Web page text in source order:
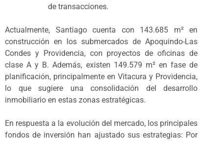
de transacciones.
Actualmente, Santiago cuenta con 143.685 m² en
construcción en los submercados de Apoquindo-Las
Condes y Providencia, con proyectos de oficinas de
clase A y B. Además, existen 149.579 m² en fase de
planificación, principalmente en Vitacura y Providencia,
lo que sugiere una consolidación del desarrollo
inmobiliario en estas zonas estratégicas.
En respuesta a la evolución del mercado, los principales
fondos de inversión han ajustado sus estrategias: Por